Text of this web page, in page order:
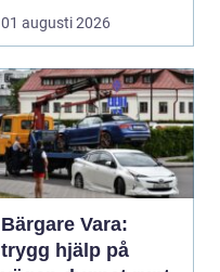
belysning och uttag på
rätt pl...
01 augusti 2026
Bärgare Vara:
trygg hjälp på